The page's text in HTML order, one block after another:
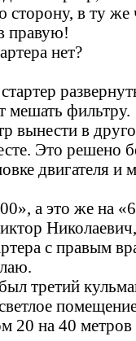
сторону, в ту же
правую!
нет?
мешать фильтру.
вынести в
Это решено
двигателя и
а это же на
с правым
третий
20 на 40